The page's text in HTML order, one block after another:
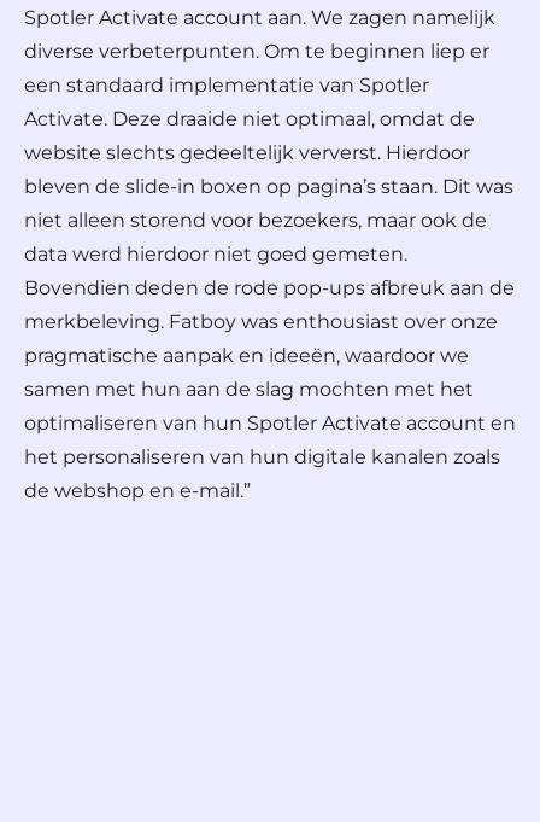
Spotler Activate account aan. We zagen namelijk
diverse verbeterpunten. Om te beginnen liep er
een standaard implementatie van Spotler
Activate. Deze draaide niet optimaal, omdat de
website slechts gedeeltelijk ververst. Hierdoor
bleven de slide-in boxen op pagina’s staan. Dit was
niet alleen storend voor bezoekers, maar ook de
data werd hierdoor niet goed gemeten.
Bovendien deden de rode pop-ups afbreuk aan de
merkbeleving. Fatboy was enthousiast over onze
pragmatische aanpak en ideeën, waardoor we
samen met hun aan de slag mochten met het
optimaliseren van hun Spotler Activate account en
het personaliseren van hun digitale kanalen zoals
de webshop en e-mail.”